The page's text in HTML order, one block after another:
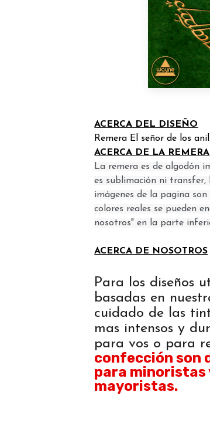
ACERCA DEL DISEÑO
Remera El señor de los
ACERCA DE LA REMERA
La remera es de algodón
es sublimación ni transfer,
imágenes de la pagina
colores reales se pueden
nosotros" en la parte
ACERCA DE NOSOTROS
Para los diseños
basadas en
cuidado de las
mas intensos y
para vos o para
confección son
para minoristas
mayoristas.